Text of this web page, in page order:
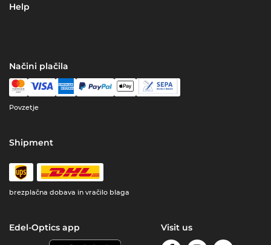
Help
Načini plačila
Povzetje
Shipment
brezplačna dobava in vračilo blaga
Edel-Optics app Visit us